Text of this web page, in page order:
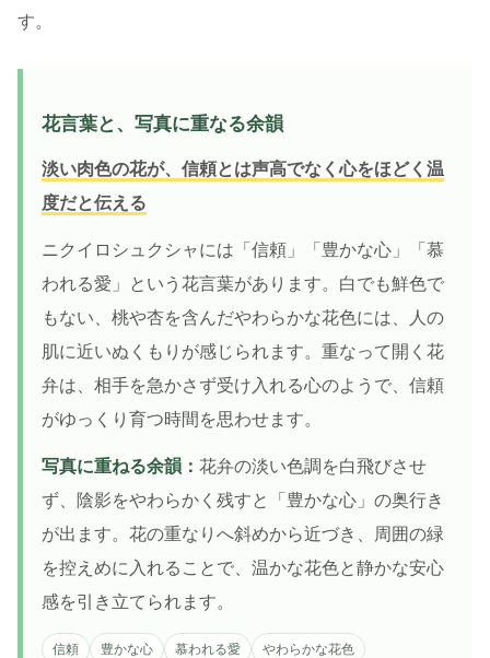
す。
花言葉と、写真に重なる余韻
淡い肉色の花が、信頼とは声高でなく心をほどく温
度だと伝える
ニクイロシュクシャには「信頼」「豊かな心」「慕
われる愛」という花言葉があります。白でも鮮色で
もない、桃や杏を含んだやわらかな花色には、人の
肌に近いぬくもりが感じられます。重なって開く花
弁は、相手を急かさず受け入れる心のようで、信頼
がゆっくり育つ時間を思わせます。
写真に重ねる余韻： 花弁の淡い色調を白飛びさせ
ず、陰影をやわらかく残すと「豊かな心」の奥行き
が出ます。花の重なりへ斜めから近づき、周囲の緑
を控えめに入れることで、温かな花色と静かな安心
感を引き立てられます。
信頼 豊かな心 慕われる愛 やわらかな花色